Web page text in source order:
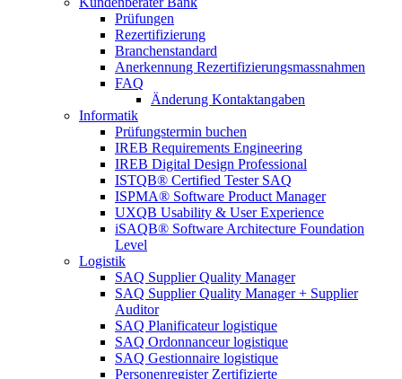
Prüfungen
Rezertifizierung
Branchenstandard
Anerkennung Rezertifizierungsmassnahmen
FAQ
Änderung Kontaktangaben
Informatik
Prüfungstermin buchen
IREB Requirements Engineering
IREB Digital Design Professional
ISTQB® Certified Tester SAQ
ISPMA® Software Product Manager
UXQB Usability & User Experience
iSAQB® Software Architecture Foundation
Level
Logistik
SAQ Supplier Quality Manager
SAQ Supplier Quality Manager + Supplier
Auditor
SAQ Planificateur logistique
SAQ Ordonnanceur logistique
SAQ Gestionnaire logistique
Personenregister Zertifizierte